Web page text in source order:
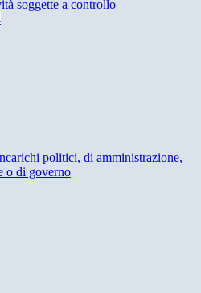
soggette a controllo
politici, di amministrazione,
o di governo